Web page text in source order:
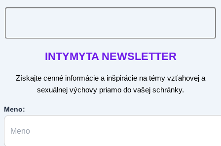
INTYMYTA NEWSLETTER
Získajte cenné informácie a inšpirácie na témy vzťahovej a
sexuálnej výchovy priamo do vašej schránky.
Meno: